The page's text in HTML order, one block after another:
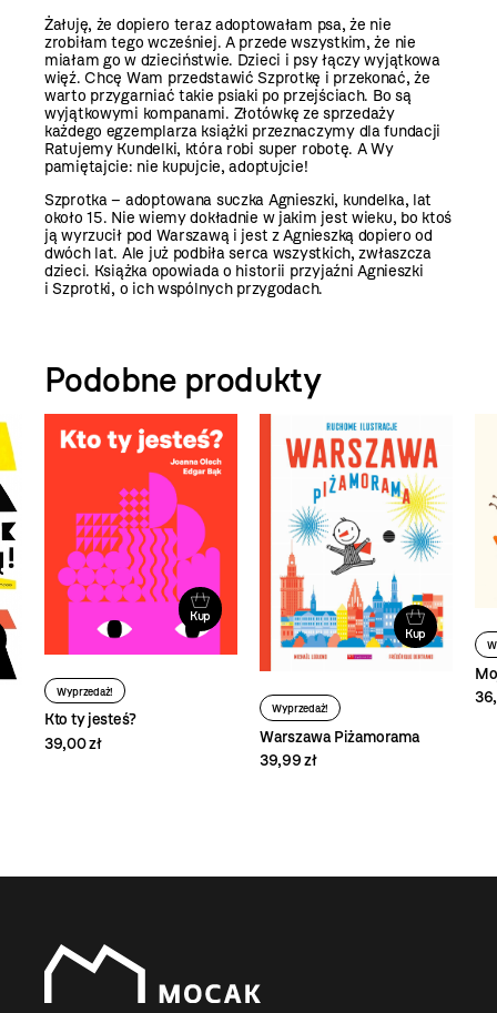
Żałuję, że dopiero teraz adoptowałam psa, że nie
zrobiłam tego wcześniej. A przede wszystkim, że nie
miałam go w dzieciństwie. Dzieci i psy łączy wyjątkowa
więź. Chcę Wam przedstawić Szprotkę i przekonać, że
warto przygarniać takie psiaki po przejściach. Bo są
wyjątkowymi kompanami. Złotówkę ze sprzedaży
każdego egzemplarza książki przeznaczymy dla fundacji
Ratujemy Kundelki, która robi super robotę. A Wy
pamiętajcie: nie kupujcie, adoptujcie!
Szprotka – adoptowana suczka Agnieszki, kundelka, lat
około 15. Nie wiemy dokładnie w jakim jest wieku, bo ktoś
ją wyrzucił pod Warszawą i jest z Agnieszką dopiero od
dwóch lat. Ale już podbiła serca wszystkich, zwłaszcza
dzieci. Książka opowiada o historii przyjaźni Agnieszki
i Szprotki, o ich wspólnych przygodach.
Podobne produkty
Kup
Wyprzedaż!
Kto ty jesteś?
39,00 zł
Kup
Wyprzedaż!
Warszawa Piżamorama
39,99 zł